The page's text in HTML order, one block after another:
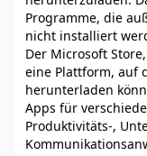
Programme, die
nicht installiert
Der Microsoft
eine Plattform, auf
herunterladen
Apps für
Produktivitäts-,